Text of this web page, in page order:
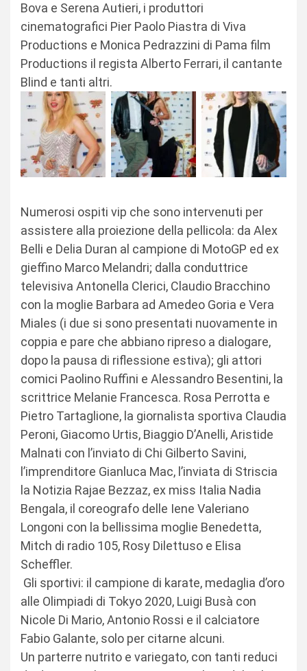
Bova e Serena Autieri, i produttori
cinematografici Pier Paolo Piastra di Viva
Productions e Monica Pedrazzini di Pama film
Productions il regista Alberto Ferrari, il cantante
Blind e tanti altri.
Numerosi ospiti vip che sono intervenuti per
assistere alla proiezione della pellicola: da Alex
Belli e Delia Duran al campione di MotoGP ed ex
gieffino Marco Melandri; dalla conduttrice
televisiva Antonella Clerici, Claudio Bracchino
con la moglie Barbara ad Amedeo Goria e Vera
Miales (i due si sono presentati nuovamente in
coppia e pare che abbiano ripreso a dialogare,
dopo la pausa di riflessione estiva); gli attori
comici Paolino Ruffini e Alessandro Besentini, la
scrittrice Melanie Francesca. Rosa Perrotta e
Pietro Tartaglione, la giornalista sportiva Claudia
Peroni, Giacomo Urtis, Biaggio D’Anelli, Aristide
Malnati con l’inviato di Chi Gilberto Savini,
l’imprenditore Gianluca Mac, l’inviata di Striscia
la Notizia Rajae Bezzaz, ex miss Italia Nadia
Bengala, il coreografo delle Iene Valeriano
Longoni con la bellissima moglie Benedetta,
Mitch di radio 105, Rosy Dilettuso e Elisa
Scheffler.
Gli sportivi: il campione di karate, medaglia d’oro
alle Olimpiadi di Tokyo 2020, Luigi Busà con
Nicole Di Mario, Antonio Rossi e il calciatore
Fabio Galante, solo per citarne alcuni.
Un parterre nutrito e variegato, con tanti reduci